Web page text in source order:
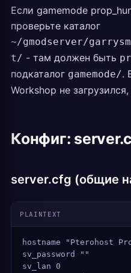
Если gamemode
проверьте каталог
~/gmodserver/
t/ - там должен быть
подкаталог gamemode/.
Workshop не
Конфиг:
server.cfg (общие
PLAINTEXT
hostname "Pterohost
sv_password ""
sv_lan 0